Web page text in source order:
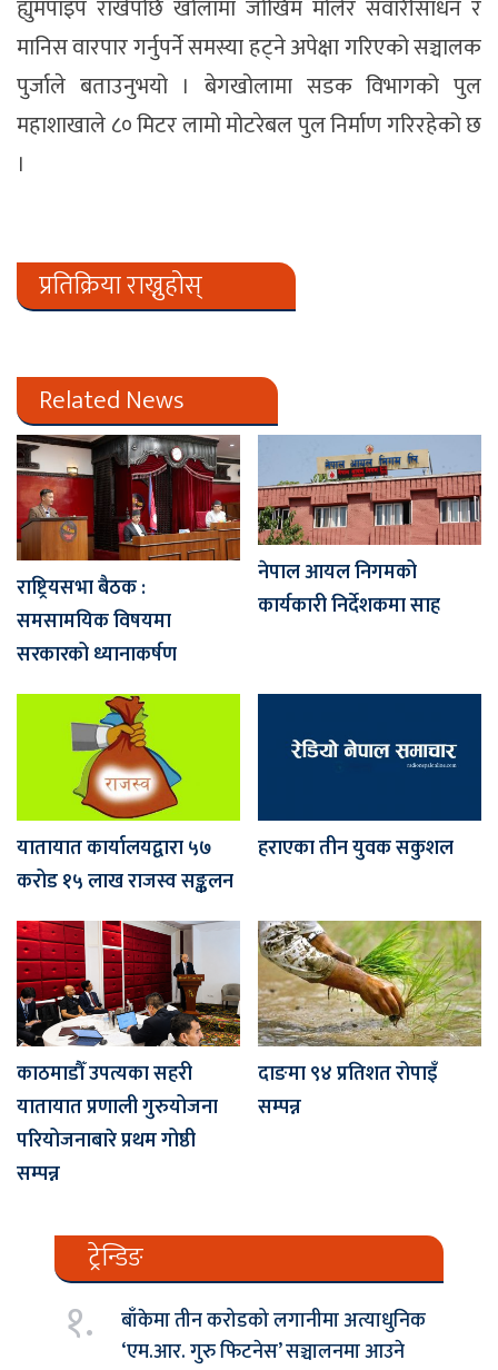
ह्युमपाइप राखेपछि खोलामा जोखिम मोलेर सवारीसाधन र
मानिस वारपार गर्नुपर्ने समस्या हट्ने अपेक्षा गरिएको सञ्चालक
पुर्जाले बताउनुभयो । बेगखोलामा सडक विभागको पुल
महाशाखाले ८० मिटर लामो मोटरेबल पुल निर्माण गरिरहेको छ
।
प्रतिक्रिया राख्नुहोस्
Related News
राष्ट्रियसभा बैठक :
समसामयिक विषयमा
सरकारको ध्यानाकर्षण
नेपाल आयल निगमको
कार्यकारी निर्देशकमा साह
यातायात कार्यालयद्वारा ५७
करोड १५ लाख राजस्व सङ्कलन
हराएका तीन युवक सकुशल
काठमाडौँ उपत्यका सहरी
यातायात प्रणाली गुरुयोजना
परियोजनाबारे प्रथम गोष्ठी
सम्पन्न
दाङमा ९४ प्रतिशत रोपाइँ
सम्पन्न
ट्रेन्डिङ
१.
बाँकेमा तीन करोडको लगानीमा अत्याधुनिक
‘एम.आर. गुरु फिटनेस’ सञ्चालनमा आउने